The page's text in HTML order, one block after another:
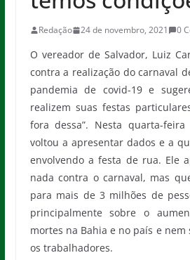
Redação 24 de novembro, 2021 0
O vereador de Salvador, Luiz
contra a realização do carnaval
pandemia de covid-19 e
realizem suas festas
fora dessa”. Nesta quarta-
voltou a apresentar dados e a
envolvendo a festa de rua. Ele
nada contra o carnaval, mas
para mais de 3 milhões de
principalmente sobre o
mortes na Bahia e no país e nem
os trabalhadores.